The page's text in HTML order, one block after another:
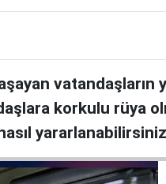
vatandaşların
korkulu rüya